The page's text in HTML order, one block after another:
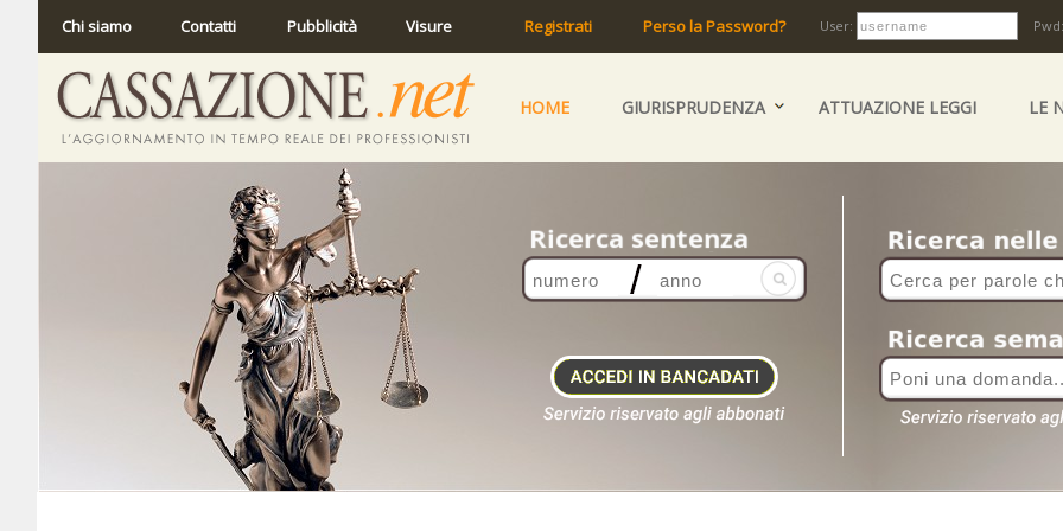
Chi siamo Contatti Pubblicità Visure Registrati Perso la Password? User:
HOME GIURISPRUDENZA ATTUAZIONE LEGGI LE